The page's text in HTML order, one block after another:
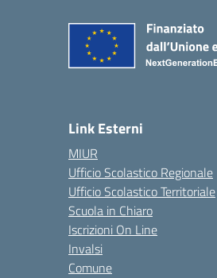
Link Esterni
MIUR
Ufficio Scolastico Regionale
Ufficio Scolastico Territoriale
Scuola in Chiaro
Iscrizioni On Line
Invalsi
Comune